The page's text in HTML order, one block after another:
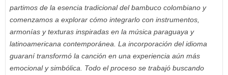
partimos de la esencia tradicional del bambuco colombiano y
comenzamos a explorar cómo integrarlo con instrumentos,
armonías y texturas inspiradas en la música paraguaya y
latinoamericana contemporánea. La incorporación del idioma
guaraní transformó la canción en una experiencia aún más
emocional y simbólica. Todo el proceso se trabajó buscando